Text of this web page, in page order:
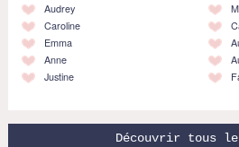
Audrey
Caroline
Emma
Anne
Justine
Découvrir tous